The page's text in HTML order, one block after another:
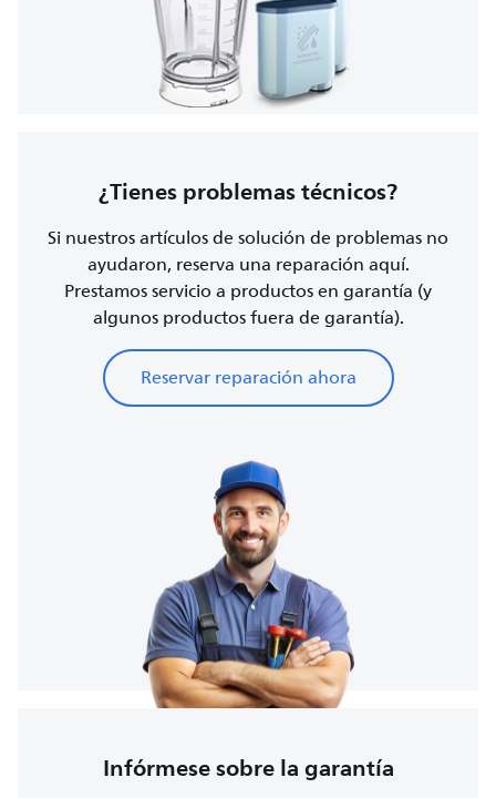
¿Tienes problemas técnicos?
Si nuestros artículos de solución de problemas no
ayudaron, reserva una reparación aquí.
Prestamos servicio a productos en garantía (y
algunos productos fuera de garantía).
Reservar reparación ahora
Infórmese sobre la garantía